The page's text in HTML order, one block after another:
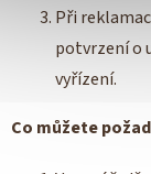
Při
potvrzení o
vyřízení.
Co můžete